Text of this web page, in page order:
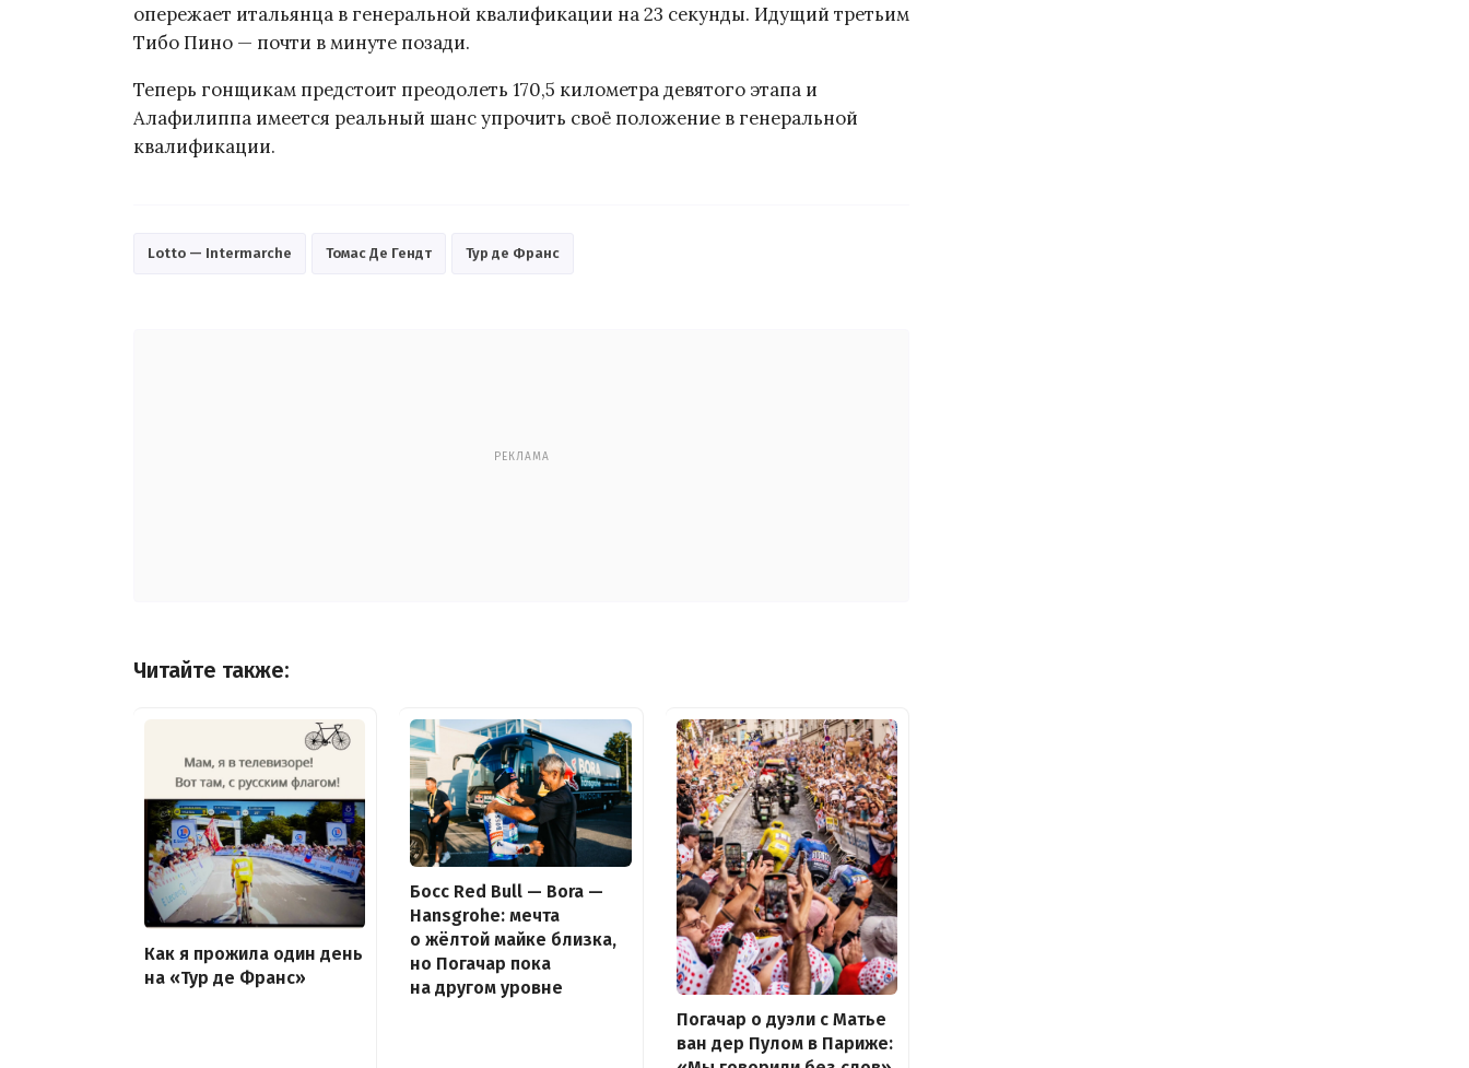
опережает итальянца в генеральной квалификации на 23 секунды. Идущий третьим
Тибо Пино — почти в минуте позади.
Теперь гонщикам предстоит преодолеть 170,5 километра девятого этапа и
Алафилиппа имеется реальный шанс упрочить своё положение в генеральной
квалификации.
Lotto — Intermarche Томас Де Гендт Тур де Франс
РЕКЛАМА
Читайте также:
Как я прожила один день
на «Тур де Франс»
Босс Red Bull — Bora —
Hansgrohe: мечта
о жёлтой майке близка,
но Погачар пока
на другом уровне
Погачар о дуэли с Матье
ван дер Пулом в Париже: